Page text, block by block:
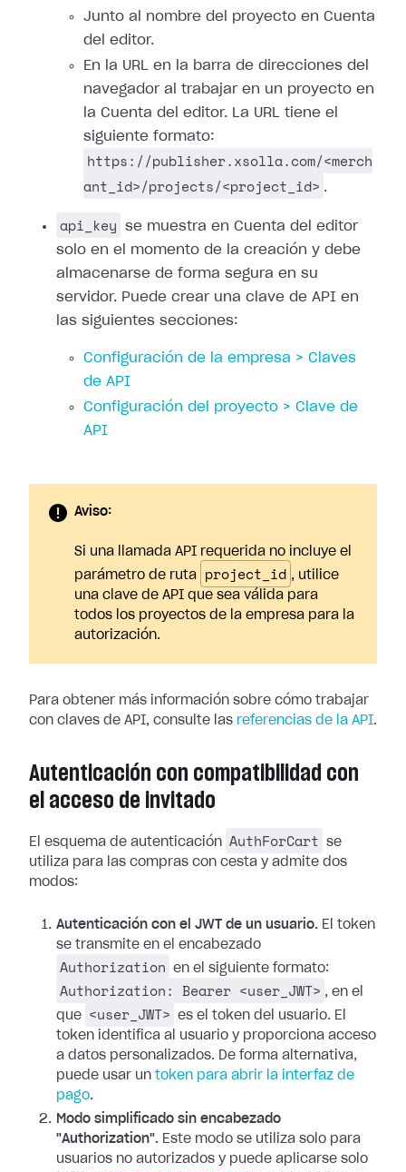
Junto al nombre del proyecto en Cuenta
del editor.
En la URL en la barra de direcciones del
navegador al trabajar en un proyecto en
la Cuenta del editor. La URL tiene el
siguiente formato:
https://publisher.xsolla.com/<merch
ant_id>/projects/<project_id> .
api_key
se muestra en Cuenta del editor
solo en el momento de la creación y debe
almacenarse de forma segura en su
servidor. Puede crear una clave de API en
las siguientes secciones:
Configuración de la empresa > Claves
de API
Configuración del proyecto > Clave de
API
Aviso:
Si una llamada API requerida no incluye el
parámetro de ruta
project_id , utilice
una clave de API que sea válida para
todos los proyectos de la empresa para la
autorización.
Para obtener más información sobre cómo trabajar
con claves de API, consulte las referencias de la API.
Autenticación con compatibilidad con
el acceso de invitado
El esquema de autenticación AuthForCart
se
utiliza para las compras con cesta y admite dos
modos:
Autenticación con el JWT de un usuario. El token
se transmite en el encabezado
Authorization en el siguiente formato:
Authorization: Bearer <user_JWT> , en el
que
<user_JWT>
es el token del usuario. El
token identifica al usuario y proporciona acceso
a datos personalizados. De forma alternativa,
puede usar un token para abrir la interfaz de
pago.
Modo simplificado sin encabezado
"Authorization". Este modo se utiliza solo para
usuarios no autorizados y puede aplicarse solo